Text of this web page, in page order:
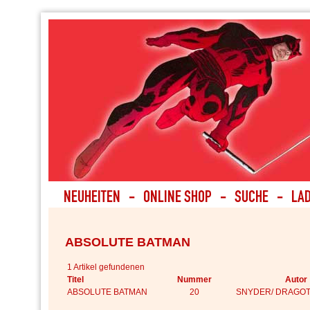
ABSOLUTE BATMAN
1 Artikel gefundenen
Titel
Nummer
Autor
ABSOLUTE BATMAN
20 SNYDER/